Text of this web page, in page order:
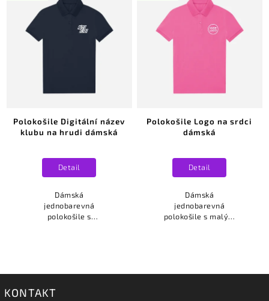
Abecedně
Polokošile Digitální název
klubu na hrudi dámská
Detail
Dámská
jednobarevná
polokošile s
Polokošile Logo na srdci
dámská
Detail
Dámská
jednobarevná
polokošile s malým
KONTAKT